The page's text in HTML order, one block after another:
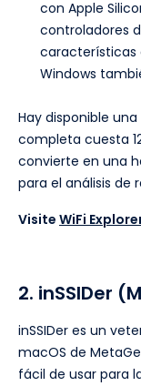
con Apple
controladores
características
Windows
Hay disponible
completa cuesta
convierte en una
para el análisis de
Visite WiFi
2. inSSIDer
inSSIDer es un
macOS de
fácil de usar para